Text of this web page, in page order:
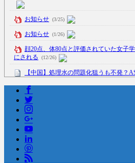
お知らせ (3/25)
お知らせ (1/26)
顔20点、体80点と評価されていた女子
にされる
(12/26)
【中国】処理水の問題化狙うも不発？
Powered by livedoor 相互RSS